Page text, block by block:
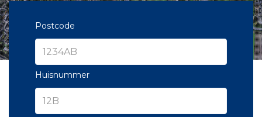
Postcode
Huisnummer